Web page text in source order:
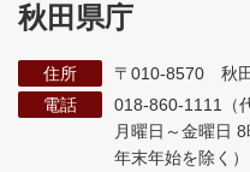
秋田県庁
住所
〒010-8570 秋
電話
018-860-1111（
月曜日～金曜日
年末年始を除く）